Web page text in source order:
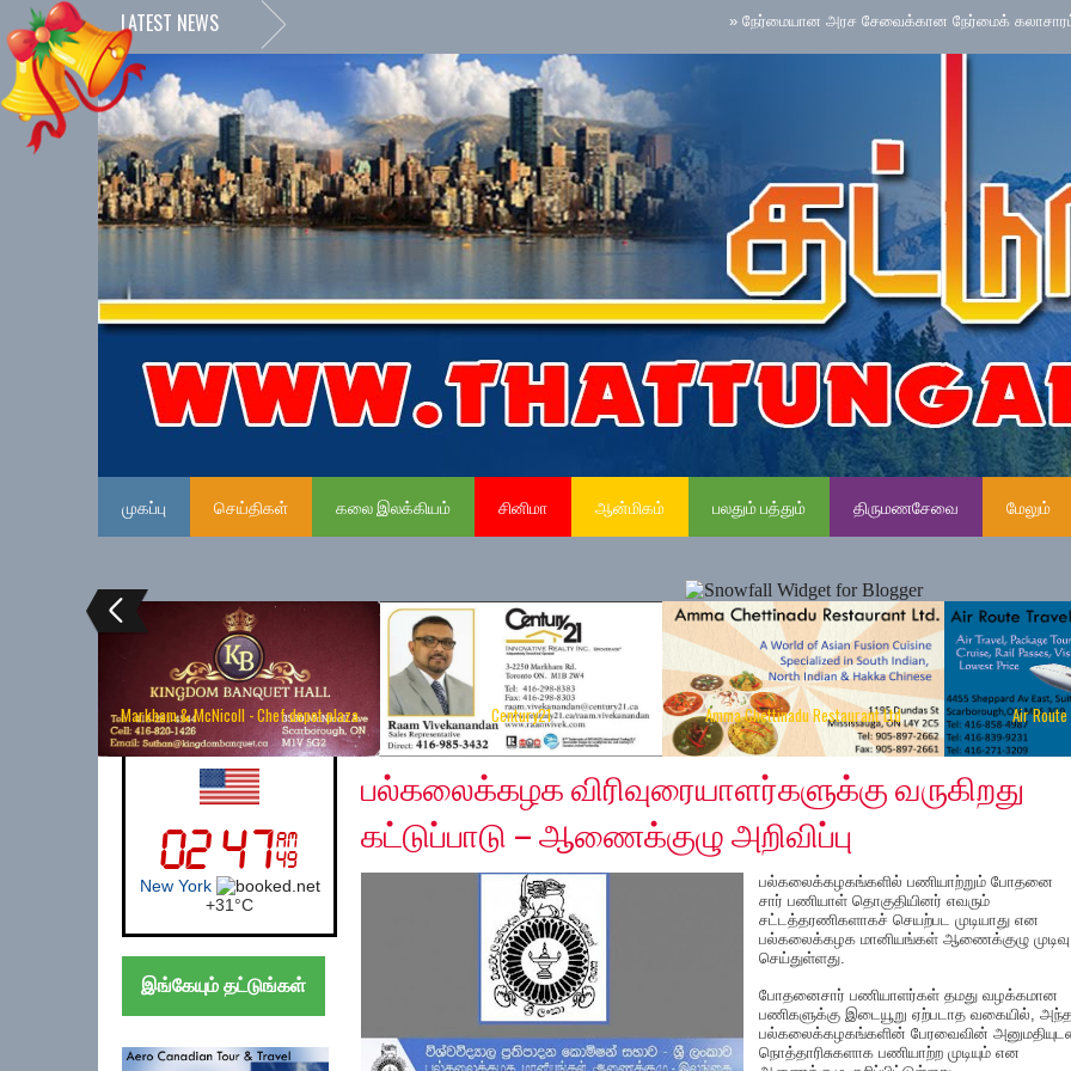
LATEST NEWS நேர்மையான அரச சேவைக்கான நேர்மைக் கலாசாரம் தேசிய
முகப்பு செய்திகள் கலை இலக்கியம் சினிமா ஆன்மிகம் பலதும் பத்தும் திருமணசேவை மேலும்
Markham & McNicoll - Chef depot plaza Century21 Amma Chettinadu Restaurant Ltd Air
UK (London)
London
+22°C
இங்கேயும் தட்டுங்கள்
Wednesday, December 4, 2019
பல்கலைக்கழக விரிவுரையாளர்களுக்கு வருகிறது
கட்டுப்பாடு – ஆணைக்குழு அறிவிப்பு
பல்கலைக்கழகங்களில் பணியாற்றும் போதனை
சார் பணியாள் தொகுதியினர் எவரும்
சட்டத்தரணிகளாகச் செயற்பட முடியாது என
பல்கலைக்கழக மானியங்கள் ஆணைக்குழு முடிவு
செய்துள்ளது.
போதனைசார் பணியாளர்கள் தமது வழக்கமான
பணிகளுக்கு இடையூறு ஏற்படாத வகையில்,
பல்கலைக்கழகங்களின் பேரவைவின்
நொத்தாரிசுகளாக பணியாற்ற முடியும் என